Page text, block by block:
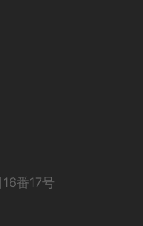
番17号